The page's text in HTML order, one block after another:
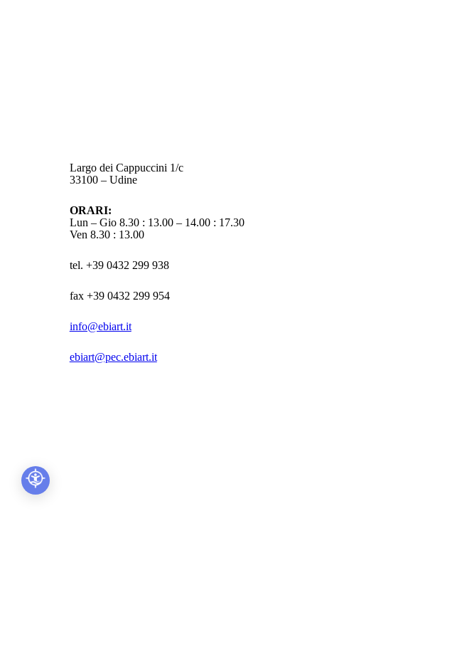
Largo dei Cappuccini 1/c
33100 – Udine
ORARI:
Lun – Gio 8.30 : 13.00 – 14.00 : 17.30
Ven 8.30 : 13.00
tel. +39 0432 299 938
fax +39 0432 299 954
info@ebiart.it
ebiart@pec.ebiart.it